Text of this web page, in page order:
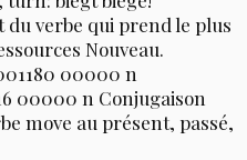
verbe qui prend le plus
Nouveau.
00000 n
00000 n Conjugaison
move au présent, passé,